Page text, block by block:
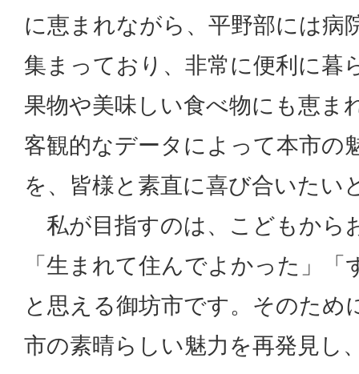
に恵まれながら、平野部には病
集まっており、非常に便利に暮
果物や美味しい食べ物にも恵ま
客観的なデータによって本市の
を、皆様と素直に喜び合いたい
私が目指すのは、こどもから
「生まれて住んでよかった」
と思える御坊市です。そのため
市の素晴らしい魅力を再発見し